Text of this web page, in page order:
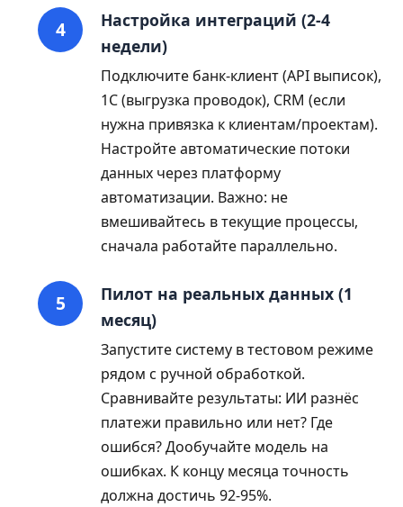
Настройка интеграций (2-4
недели)
Подключите банк-клиент (API выписок),
1С (выгрузка проводок), CRM (если
нужна привязка к клиентам/проектам).
Настройте автоматические потоки
данных через платформу
автоматизации. Важно: не
вмешивайтесь в текущие процессы,
сначала работайте параллельно.
Пилот на реальных данных (1
месяц)
Запустите систему в тестовом режиме
рядом с ручной обработкой.
Сравнивайте результаты: ИИ разнёс
платежи правильно или нет? Где
ошибся? Дообучайте модель на
ошибках. К концу месяца точность
должна достичь 92-95%.